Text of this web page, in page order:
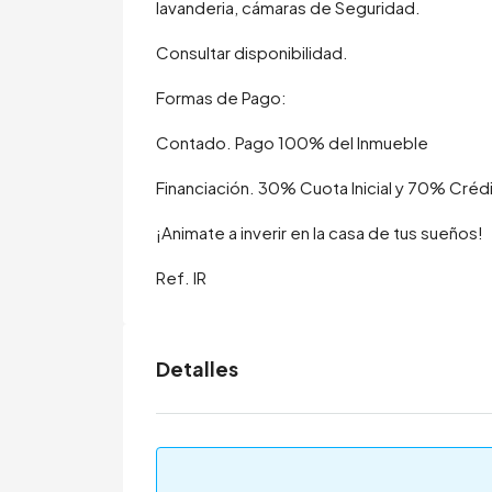
lavanderia, cámaras de Seguridad.
Consultar disponibilidad.
Formas de Pago:
Contado. Pago 100% del Inmueble
Financiación. 30% Cuota Inicial y 70%
¡Animate a inverir en la casa de tus sueños!
Ref. IR
Detalles